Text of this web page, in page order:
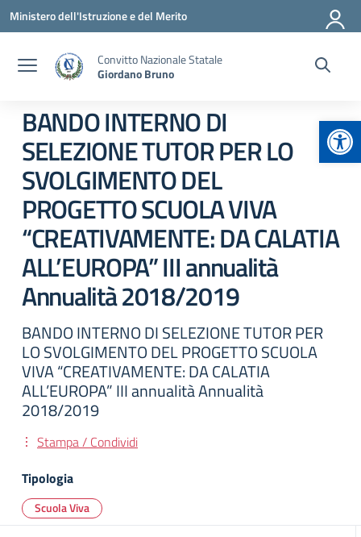
Vai ai contenuti
Vai al menu di navigazione
Vai al footer
Ministero dell'Istruzione e del Merito
Convitto Nazionale Statale
Giordano Bruno
BANDO INTERNO DI
SELEZIONE TUTOR PER LO
SVOLGIMENTO DEL
PROGETTO SCUOLA VIVA
“CREATIVAMENTE: DA CALATIA
ALL’EUROPA” III annualità
Annualità 2018/2019
BANDO INTERNO DI SELEZIONE TUTOR PER
LO SVOLGIMENTO DEL PROGETTO SCUOLA
VIVA “CREATIVAMENTE: DA CALATIA
ALL’EUROPA” III annualità Annualità
2018/2019
Stampa / Condividi
Tipologia
Scuola Viva